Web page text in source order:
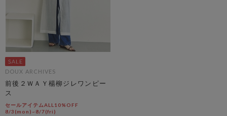
DOUX ARCHIVES
前後２ＷＡＹ楊柳ジレワンピー
ス
セールアイテムALL10%OFF
8/3(mon)~8/7(fri)